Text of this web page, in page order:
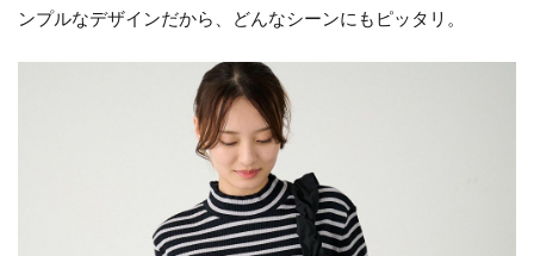
ンプルなデザインだから、どんなシーンにもピッタリ。